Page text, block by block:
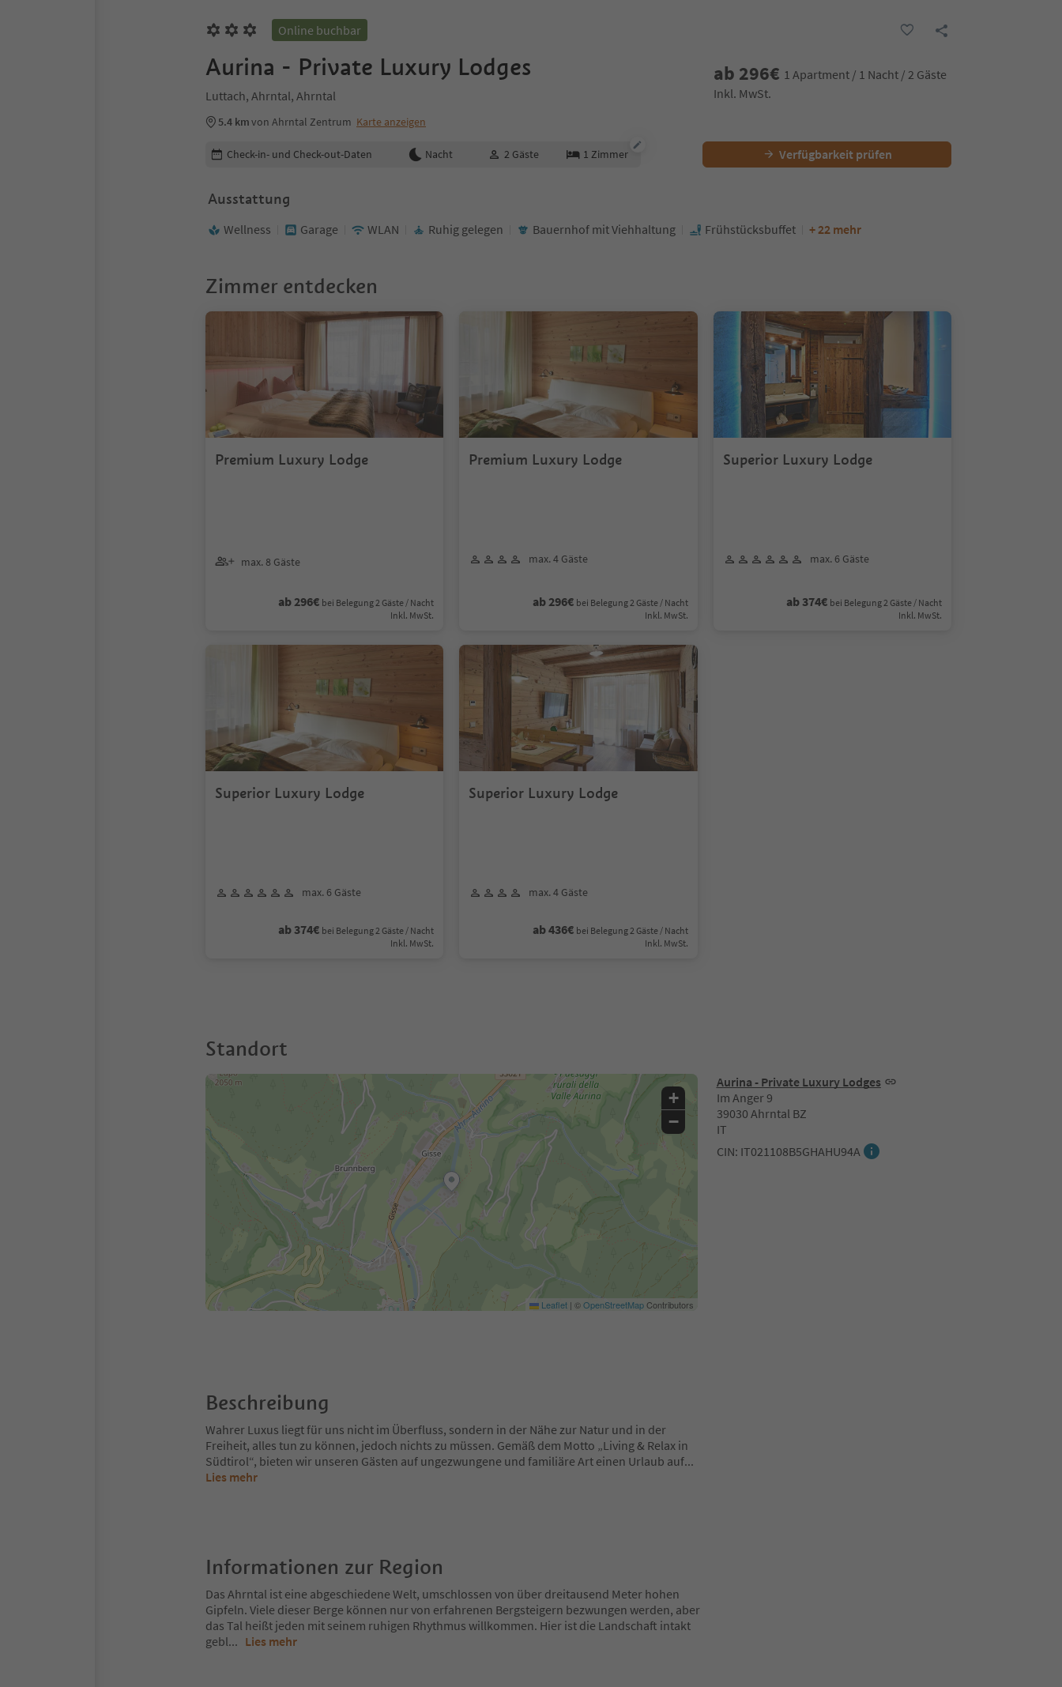
Online buchbar
Aurina - Private Luxury Lodges
Luttach, Ahrntal, Ahrntal
5.4 kmvon Ahrntal Zentrum Karte anzeigen
ab 296€ 1 Apartment / 1 Nacht / 2 Gäste
Inkl. MwSt.
Buchungsdetails bearbeiten
Check-in- und Check-out-Daten Nacht 2 Gäste 1 Zimmer Verfügbarkeit prüfen
Ausstattung
Wellness Garage WLAN Ruhig gelegen Bauernhof mit Viehhaltung Frühstücksbuffet + 22 mehr
Zimmer entdecken
Premium Luxury Lodge
max. 8 Gäste
ab 296€ bei Belegung 2 Gäste / Nacht
Inkl. MwSt.
Premium Luxury Lodge
max. 4 Gäste
ab 296€ bei Belegung 2 Gäste / Nacht
Inkl. MwSt.
Superior Luxury Lodge
max. 6 Gäste
ab 374€ bei Belegung 2 Gäste / Nacht
Inkl. MwSt.
Superior Luxury Lodge
max. 6 Gäste
ab 374€ bei Belegung 2 Gäste / Nacht
Inkl. MwSt.
Superior Luxury Lodge
max. 4 Gäste
ab 436€ bei Belegung 2 Gäste / Nacht
Inkl. MwSt.
Standort
Aurina - Private Luxury Lodges
Im Anger 9
39030 Ahrntal BZ
IT
CIN: IT021108B5GHAHU94A
+
−
Leaflet | ©OpenStreetMapContributors
Beschreibung
Wahrer Luxus liegt für uns nicht im Überfluss, sondern in der Nähe zur Natur und in der
Freiheit, alles tun zu können, jedoch nichts zu müssen. Gemäß dem Motto „Living & Relax in
Südtirol“, bieten wir unseren Gästen auf ungezwungene und familiäre Art einen Urlaub auf...
Lies mehr
Informationen zur Region
Das Ahrntal ist eine abgeschiedene Welt, umschlossen von über dreitausend Meter hohen
Gipfeln. Viele dieser Berge können nur von erfahrenen Bergsteigern bezwungen werden, aber
das Tal heißt jeden mit seinem ruhigen Rhythmus willkommen. Hier ist die Landschaft intakt
gebl... Lies mehr